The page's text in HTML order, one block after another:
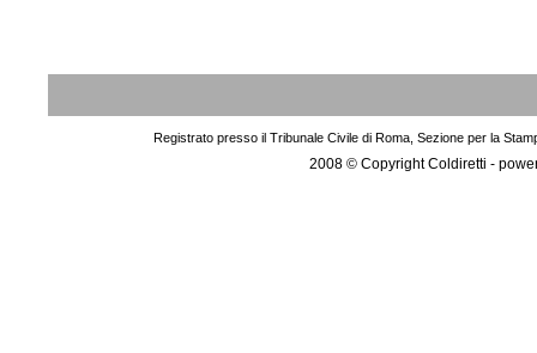
Registrato presso il Tribunale Civile di Roma, Sezione per la
2008 © Copyright Coldiretti -